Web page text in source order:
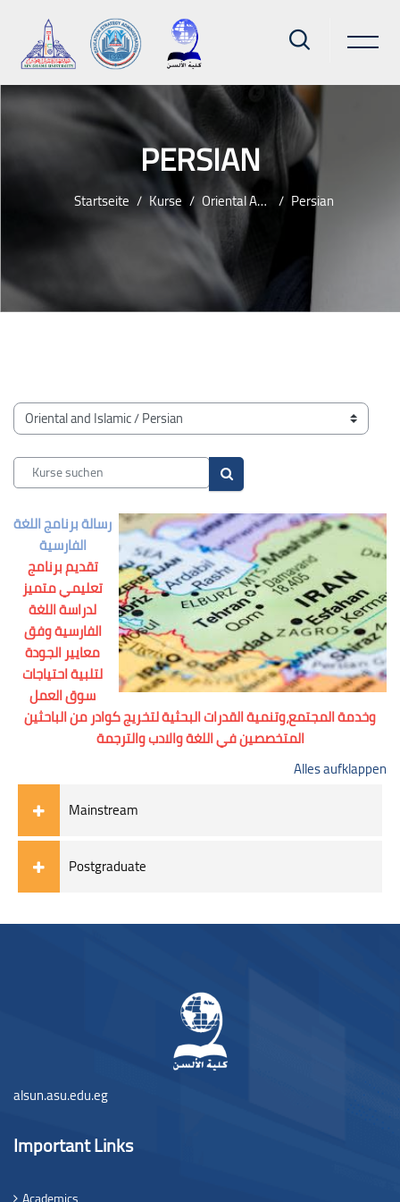
PERSIAN
Startseite Kurse Oriental And Islamic Persian
Blöcke
Kursbereiche
Kurse suchen
Kurse suchen
رسالة برنامج اللغة
الفارسية
تقديم برنامج
تعليمي متميز
لدراسة اللغة
الفارسية وفق
معايير الجودة
لتلبية احتياجات
سوق العمل
وخدمة المجتمع،وتنمية القدرات البحثية لتخريج كوادر من الباحثين
المتخصصين في اللغة والادب والترجمة
Alles aufklappen
Mainstream
Postgraduate
Blöcke
alsun.asu.edu.eg
Important Links